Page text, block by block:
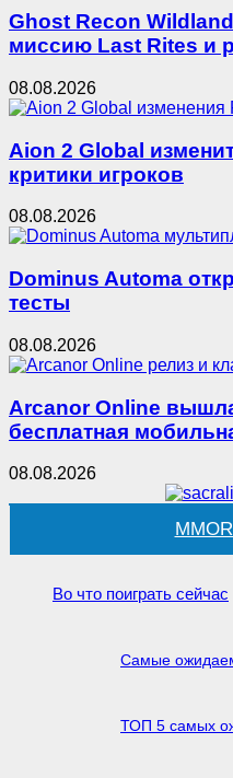
Ghost Recon
миссию Last Rites и
08.08.2026
Aion 2 Global
критики игроков
08.08.2026
Dominus Automa
тесты
08.08.2026
Arcanor Online
бесплатная
08.08.2026
Во что поиграть сейчас
Самые
ТОП 5 самых